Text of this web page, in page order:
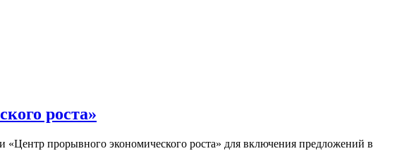
роста»
прорывного экономического роста» для включения предложений в